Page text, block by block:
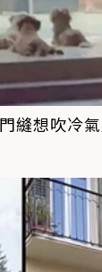
縫想吹冷